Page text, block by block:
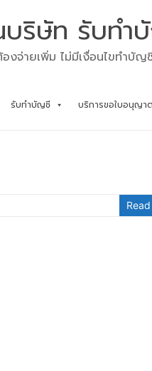
บริษัท รับท
งจ่ายเพิ่ม ไม่มีเงื่อนไขทำบั
รับทำบัญชี บริการขอใบอนุญาต